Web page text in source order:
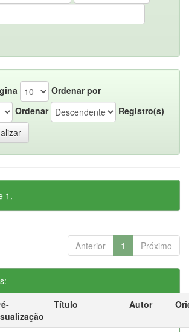
Ordenar por
Ordenar
Registro(s)
1.
Anterior 1 Próximo
Título Autor